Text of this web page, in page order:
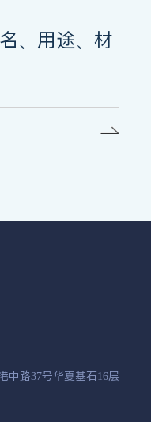
、用途、材
中路37号华夏基石16层